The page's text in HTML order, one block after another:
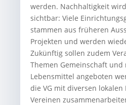
werden. Nachhaltigkeit
sichtbar: Viele
stammen aus früheren
Projekten und werden
Zukünftig sollen zudem
Themen Gemeinschaft und
Lebensmittel angeboten
die VG mit diversen
Vereinen